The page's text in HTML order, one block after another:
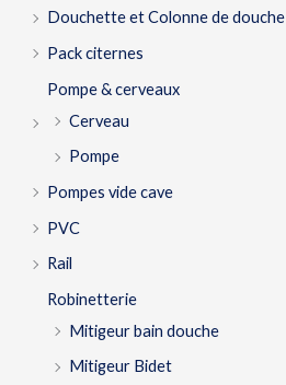
Douchette et Colonne de douche
Pack citernes
Pompe & cerveaux
Cerveau
Pompe
Pompes vide cave
PVC
Rail
Robinetterie
Mitigeur bain douche
Mitigeur Bidet